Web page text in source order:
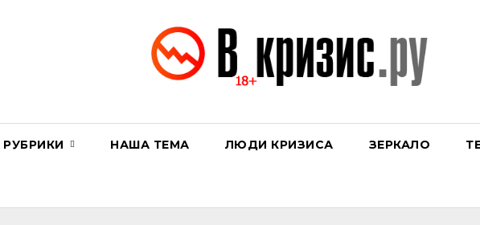
РУБРИКИ НАША ТЕМА ЛЮДИ КРИЗИСА ЗЕРКАЛО